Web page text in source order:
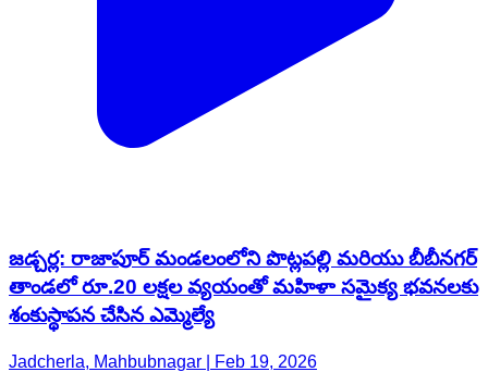
జడ్చర్ల: రాజాపూర్ మండలంలోని పొట్లపల్లి మరియు బీబీనగర్
తాండలో రూ.20 లక్షల వ్యయంతో మహిళా సమైక్య భవనలకు
శంకుస్థాపన చేసిన ఎమ్మెల్యే
Jadcherla, Mahbubnagar | Feb 19, 2026